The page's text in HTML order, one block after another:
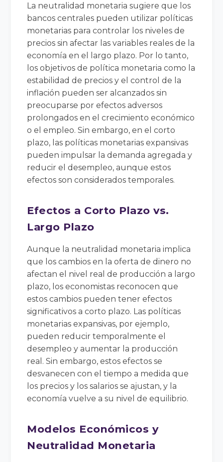
La neutralidad monetaria sugiere que los
bancos centrales pueden utilizar políticas
monetarias para controlar los niveles de
precios sin afectar las variables reales de la
economía en el largo plazo. Por lo tanto,
los objetivos de política monetaria como la
estabilidad de precios y el control de la
inflación pueden ser alcanzados sin
preocuparse por efectos adversos
prolongados en el crecimiento económico
o el empleo. Sin embargo, en el corto
plazo, las políticas monetarias expansivas
pueden impulsar la demanda agregada y
reducir el desempleo, aunque estos
efectos son considerados temporales.
Efectos a Corto Plazo vs.
Largo Plazo
Aunque la neutralidad monetaria implica
que los cambios en la oferta de dinero no
afectan el nivel real de producción a largo
plazo, los economistas reconocen que
estos cambios pueden tener efectos
significativos a corto plazo. Las políticas
monetarias expansivas, por ejemplo,
pueden reducir temporalmente el
desempleo y aumentar la producción
real. Sin embargo, estos efectos se
desvanecen con el tiempo a medida que
los precios y los salarios se ajustan, y la
economía vuelve a su nivel de equilibrio.
Modelos Económicos y
Neutralidad Monetaria